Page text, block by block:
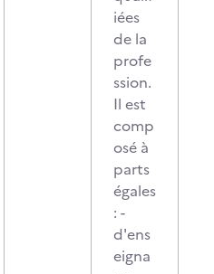
iées
de la
profe
ssion.
Il est
comp
osé à
parts
égales
: -
d'ens
eigna